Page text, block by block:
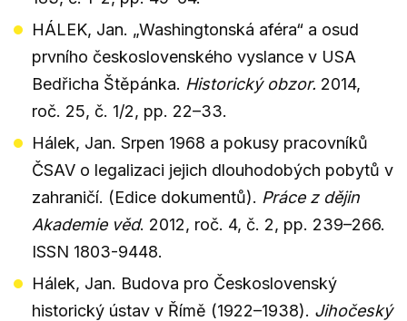
HÁLEK, Jan. „Washingtonská aféra“ a osud
prvního československého vyslance v USA
Bedřicha Štěpánka. Historický obzor. 2014,
roč. 25, č. 1/2, pp. 22–33.
Hálek, Jan. Srpen 1968 a pokusy pracovníků
ČSAV o legalizaci jejich dlouhodobých pobytů v
zahraničí. (Edice dokumentů). Práce z dějin
Akademie věd. 2012, roč. 4, č. 2, pp. 239–266.
ISSN 1803-9448.
Hálek, Jan. Budova pro Československý
historický ústav v Římě (1922–1938). Jihočeský